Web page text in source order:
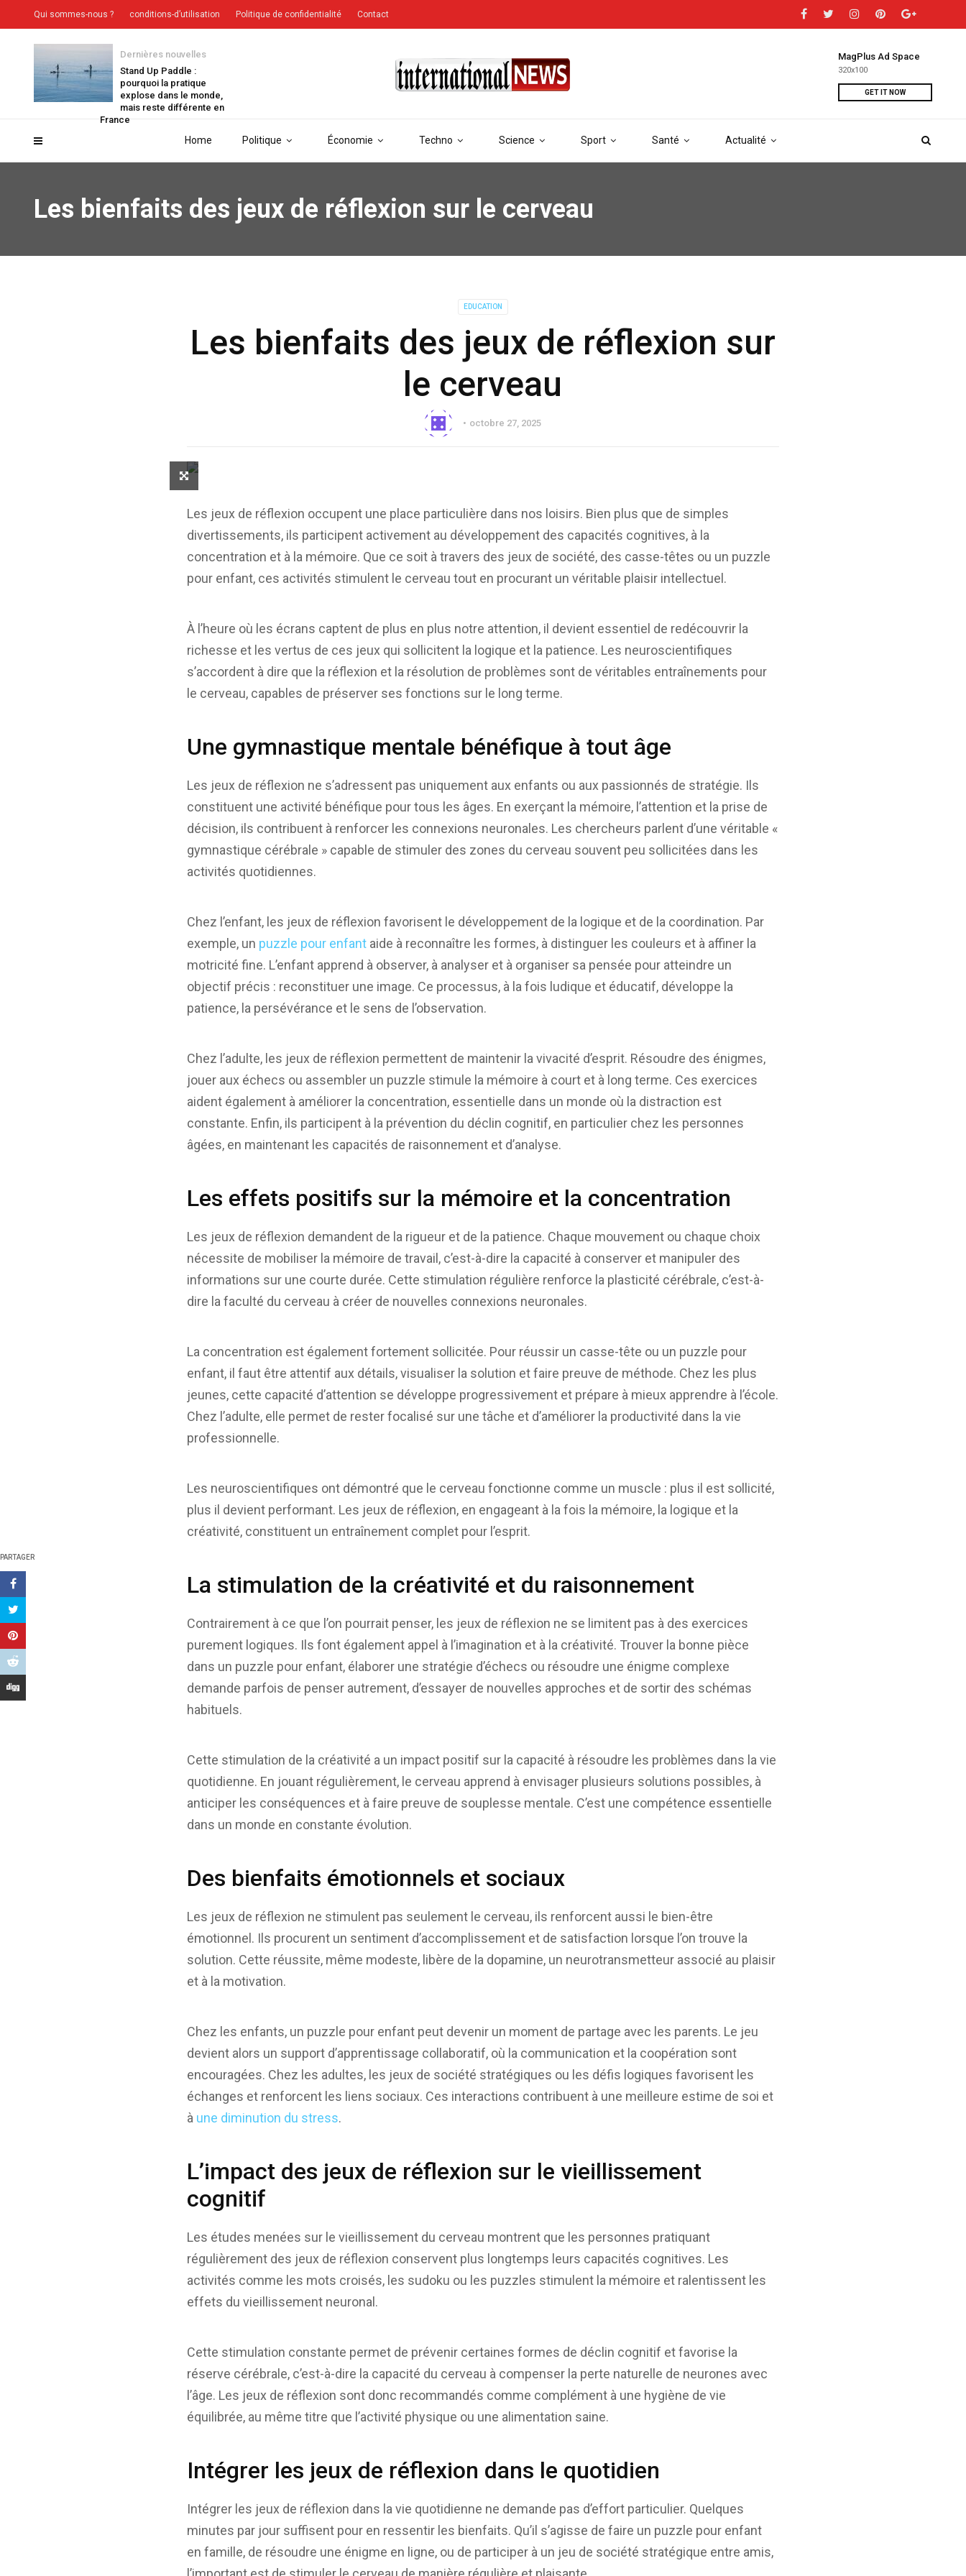
Home Politique Économie Techno Science Sport Santé Actualité
MagPlus Ad Space
320x100
GET IT NOW
Dernières nouvelles
Stand Up Paddle :
pourquoi la pratique
explose dans le monde,
mais reste différente en
France
Qui sommes-nous ? conditions-d’utilisation Politique de confidentialité Contact
Les bienfaits des jeux de réflexion sur le cerveau
EDUCATION
Les bienfaits des jeux de réflexion sur
le cerveau
octobre 27, 2025
PARTAGER
Les jeux de réflexion occupent une place particulière dans nos loisirs. Bien plus que de simples
divertissements, ils participent activement au développement des capacités cognitives, à la
concentration et à la mémoire. Que ce soit à travers des jeux de société, des casse-têtes ou un puzzle
pour enfant, ces activités stimulent le cerveau tout en procurant un véritable plaisir intellectuel.
À l’heure où les écrans captent de plus en plus notre attention, il devient essentiel de redécouvrir la
richesse et les vertus de ces jeux qui sollicitent la logique et la patience. Les neuroscientifiques
s’accordent à dire que la réflexion et la résolution de problèmes sont de véritables entraînements pour
le cerveau, capables de préserver ses fonctions sur le long terme.
Une gymnastique mentale bénéfique à tout âge
Les jeux de réflexion ne s’adressent pas uniquement aux enfants ou aux passionnés de stratégie. Ils
constituent une activité bénéfique pour tous les âges. En exerçant la mémoire, l’attention et la prise de
décision, ils contribuent à renforcer les connexions neuronales. Les chercheurs parlent d’une véritable «
gymnastique cérébrale » capable de stimuler des zones du cerveau souvent peu sollicitées dans les
activités quotidiennes.
Chez l’enfant, les jeux de réflexion favorisent le développement de la logique et de la coordination. Par
exemple, un puzzle pour enfant aide à reconnaître les formes, à distinguer les couleurs et à affiner la
motricité fine. L’enfant apprend à observer, à analyser et à organiser sa pensée pour atteindre un
objectif précis : reconstituer une image. Ce processus, à la fois ludique et éducatif, développe la
patience, la persévérance et le sens de l’observation.
Chez l’adulte, les jeux de réflexion permettent de maintenir la vivacité d’esprit. Résoudre des énigmes,
jouer aux échecs ou assembler un puzzle stimule la mémoire à court et à long terme. Ces exercices
aident également à améliorer la concentration, essentielle dans un monde où la distraction est
constante. Enfin, ils participent à la prévention du déclin cognitif, en particulier chez les personnes
âgées, en maintenant les capacités de raisonnement et d’analyse.
Les effets positifs sur la mémoire et la concentration
Les jeux de réflexion demandent de la rigueur et de la patience. Chaque mouvement ou chaque choix
nécessite de mobiliser la mémoire de travail, c’est-à-dire la capacité à conserver et manipuler des
informations sur une courte durée. Cette stimulation régulière renforce la plasticité cérébrale, c’est-à-
dire la faculté du cerveau à créer de nouvelles connexions neuronales.
La concentration est également fortement sollicitée. Pour réussir un casse-tête ou un puzzle pour
enfant, il faut être attentif aux détails, visualiser la solution et faire preuve de méthode. Chez les plus
jeunes, cette capacité d’attention se développe progressivement et prépare à mieux apprendre à l’école.
Chez l’adulte, elle permet de rester focalisé sur une tâche et d’améliorer la productivité dans la vie
professionnelle.
Les neuroscientifiques ont démontré que le cerveau fonctionne comme un muscle : plus il est sollicité,
plus il devient performant. Les jeux de réflexion, en engageant à la fois la mémoire, la logique et la
créativité, constituent un entraînement complet pour l’esprit.
La stimulation de la créativité et du raisonnement
Contrairement à ce que l’on pourrait penser, les jeux de réflexion ne se limitent pas à des exercices
purement logiques. Ils font également appel à l’imagination et à la créativité. Trouver la bonne pièce
dans un puzzle pour enfant, élaborer une stratégie d’échecs ou résoudre une énigme complexe
demande parfois de penser autrement, d’essayer de nouvelles approches et de sortir des schémas
habituels.
Cette stimulation de la créativité a un impact positif sur la capacité à résoudre les problèmes dans la vie
quotidienne. En jouant régulièrement, le cerveau apprend à envisager plusieurs solutions possibles, à
anticiper les conséquences et à faire preuve de souplesse mentale. C’est une compétence essentielle
dans un monde en constante évolution.
Des bienfaits émotionnels et sociaux
Les jeux de réflexion ne stimulent pas seulement le cerveau, ils renforcent aussi le bien-être
émotionnel. Ils procurent un sentiment d’accomplissement et de satisfaction lorsque l’on trouve la
solution. Cette réussite, même modeste, libère de la dopamine, un neurotransmetteur associé au plaisir
et à la motivation.
Chez les enfants, un puzzle pour enfant peut devenir un moment de partage avec les parents. Le jeu
devient alors un support d’apprentissage collaboratif, où la communication et la coopération sont
encouragées. Chez les adultes, les jeux de société stratégiques ou les défis logiques favorisent les
échanges et renforcent les liens sociaux. Ces interactions contribuent à une meilleure estime de soi et
à une diminution du stress.
L’impact des jeux de réflexion sur le vieillissement
cognitif
Les études menées sur le vieillissement du cerveau montrent que les personnes pratiquant
régulièrement des jeux de réflexion conservent plus longtemps leurs capacités cognitives. Les
activités comme les mots croisés, les sudoku ou les puzzles stimulent la mémoire et ralentissent les
effets du vieillissement neuronal.
Cette stimulation constante permet de prévenir certaines formes de déclin cognitif et favorise la
réserve cérébrale, c’est-à-dire la capacité du cerveau à compenser la perte naturelle de neurones avec
l’âge. Les jeux de réflexion sont donc recommandés comme complément à une hygiène de vie
équilibrée, au même titre que l’activité physique ou une alimentation saine.
Intégrer les jeux de réflexion dans le quotidien
Intégrer les jeux de réflexion dans la vie quotidienne ne demande pas d’effort particulier. Quelques
minutes par jour suffisent pour en ressentir les bienfaits. Qu’il s’agisse de faire un puzzle pour enfant
en famille, de résoudre une énigme en ligne, ou de participer à un jeu de société stratégique entre amis,